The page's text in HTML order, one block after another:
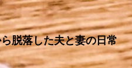
脱落した夫と妻の日常